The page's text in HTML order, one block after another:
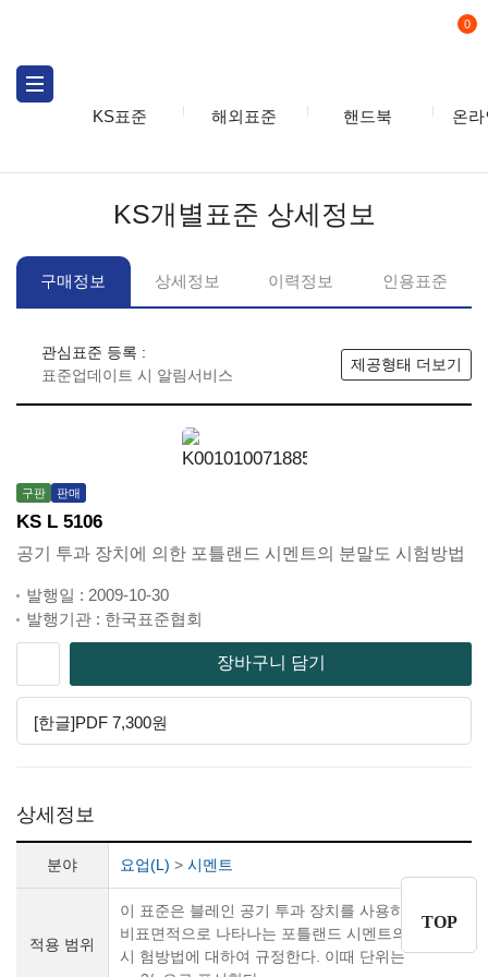
KS표준 해외표준 핸드북 온
0
TOP
KS개별표준 상세정보
구매정보 상세정보 이력정보 인용표준
관심표준 등록 :
표준업데이트 시 알림서비스
제공형태 더보기
구판 판매
KS L 5106
공기 투과 장치에 의한 포틀랜드 시멘트의 분말도 시험방법
발행일 : 2009-10-30
발행기관 : 한국표준협회
장바구니 담기
[한글]PDF 7,300원
상세정보
분야 요업(L) > 시멘트
적용 범위
이 표준은 블레인 공기 투과 장치를 사용하여
비표면적으로 나타나는 포틀랜드 시멘트의 분말도
시 험방법에 대하여 규정한다. 이때 단위는